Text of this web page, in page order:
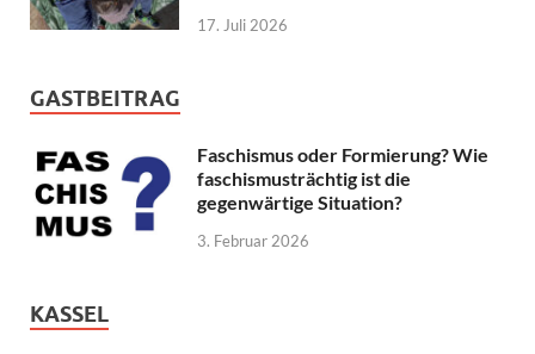
17. Juli 2026
GASTBEITRAG
Faschismus oder Formierung? Wie
faschismusträchtig ist die
gegenwärtige Situation?
3. Februar 2026
KASSEL